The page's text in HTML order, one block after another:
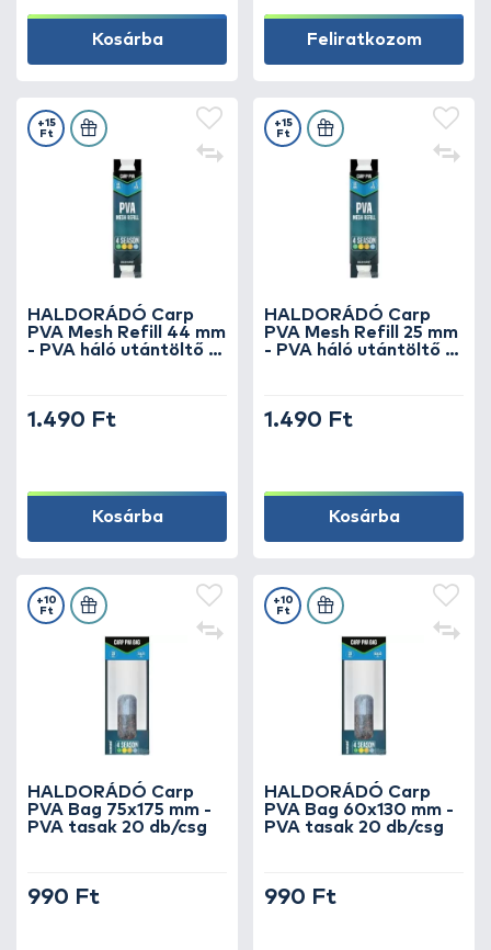
Kosárba Feliratkozom
HALDORÁDÓ Carp
PVA Mesh Refill 44 mm
- PVA háló utántöltő 5
+15
Ft
1.490 Ft
Kosárba
HALDORÁDÓ Carp
PVA Mesh Refill 25 mm
- PVA háló utántöltő 5
+15
Ft
1.490 Ft
Kosárba
HALDORÁDÓ Carp
PVA Bag 75x175 mm -
PVA tasak 20 db/csg
+10
Ft
990 Ft
HALDORÁDÓ Carp
PVA Bag 60x130 mm -
PVA tasak 20 db/csg
+10
Ft
990 Ft